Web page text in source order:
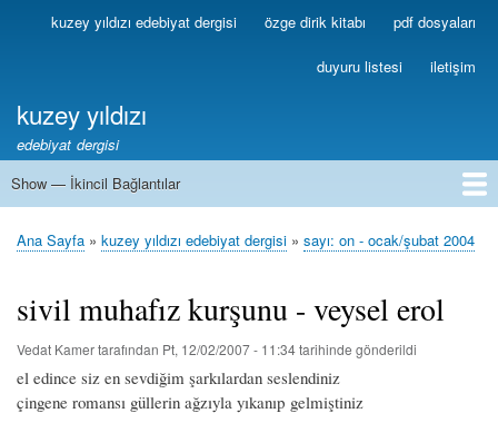
Ana
içeriğe
Birincilkuzey yıldızı edebiyat dergisi özge dirik kitabı pdf dosyaları
duyuru listesi iletişim
kuzey yıldızı
edebiyat dergisi
İkincil
Show — İkincil Bağlantılar
1
2
3
4
5
6
7
8
9
10
11
12
13
Sayfa
Ana Sayfa kuzey yıldızı edebiyat dergisi sayı: on - ocak/şubat 2004
sivil muhafız kurşunu - veysel erol
Vedat Kamertarafından Pt, 12/02/2007 - 11:34tarihinde gönderildi
el edince siz en sevdiğim şarkılardan seslendiniz
çingene romansı güllerin ağzıyla yıkanıp gelmiştiniz